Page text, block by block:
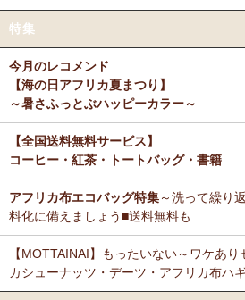
特集
今月のレコメンド
【海の日アフリカ夏まつり】
～暑さふっとぶハッピーカラー～
【全国送料無料サービス】
コーヒー・紅茶・トートバッグ・書籍
アフリカ布エコバッグ特集～洗って繰り
料化に備えましょう■送料無料も
【MOTTAINAI】もったいない～ワケあり
カシューナッツ・デーツ・アフリカ布ハ